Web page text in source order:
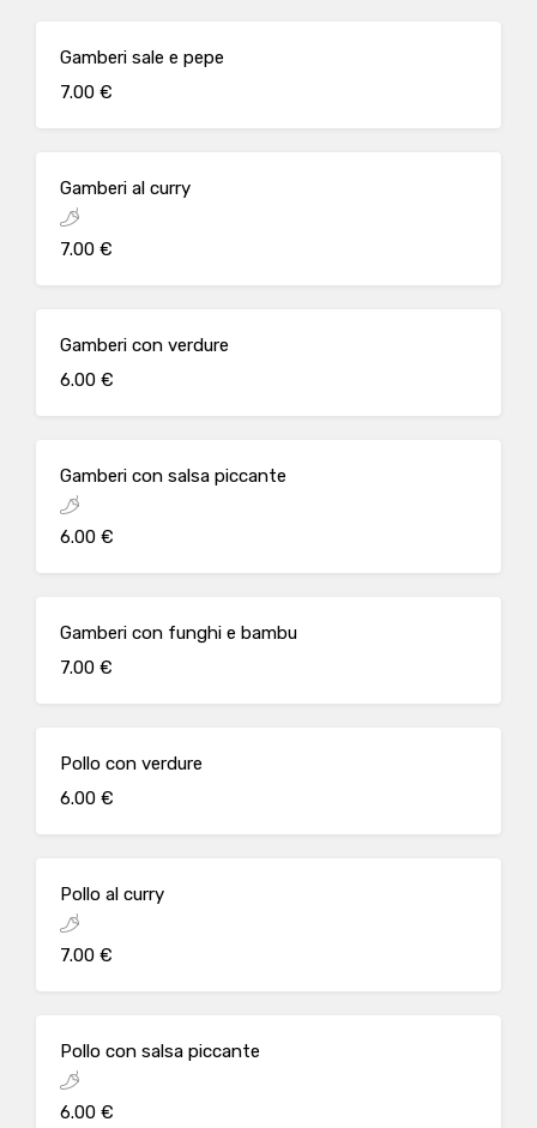
Gamberi sale e pepe
7.00 €
Gamberi al curry
7.00 €
Gamberi con verdure
6.00 €
Gamberi con salsa piccante
6.00 €
Gamberi con funghi e bambu
7.00 €
Pollo con verdure
6.00 €
Pollo al curry
7.00 €
Pollo con salsa piccante
6.00 €